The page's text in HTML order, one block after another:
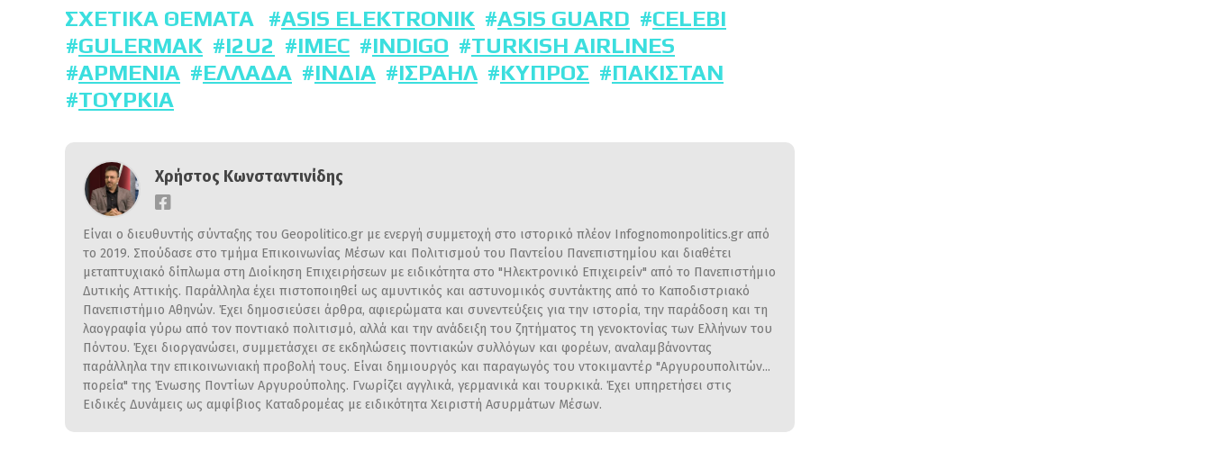
ΣΧΕΤΙΚΆ ΘΈΜΑΤΑ ASIS ELEKTRONIK ASIS GUARD
CELEBI
GULERMAK
I2U2 IMEC INDIGO
TURKISH AIRLINES
ΑΡΜΕΝΊΑ
ΕΛΛΆΔΑ ΙΝΔΙΑ ΙΣΡΑΉΛ ΚΎΠΡΟΣ
ΠΑΚΙΣΤΆΝ
ΤΟΥΡΚΊΑ
Χρήστος Κωνσταντινίδης
Είναι ο διευθυντής σύνταξης του Geopolitico.gr με ενεργή συμμετοχή στο ιστορικό πλέον Infognomonpolitics.gr από
το 2019. Σπούδασε στο τμήμα Επικοινωνίας Μέσων και Πολιτισμού του Παντείου Πανεπιστημίου και διαθέτει
μεταπτυχιακό δίπλωμα στη Διοίκηση Επιχειρήσεων με ειδικότητα στο "Ηλεκτρονικό Επιχειρείν" από το Πανεπιστήμιο
Δυτικής Αττικής. Παράλληλα έχει πιστοποιηθεί ως αμυντικός και αστυνομικός συντάκτης από το Καποδιστριακό
Πανεπιστήμιο Αθηνών. Έχει δημοσιεύσει άρθρα, αφιερώματα και συνεντεύξεις για την ιστορία, την παράδοση και τη
λαογραφία γύρω από τον ποντιακό πολιτισμό, αλλά και την ανάδειξη του ζητήματος τη γενοκτονίας των Ελλήνων του
Πόντου. Έχει διοργανώσει, συμμετάσχει σε εκδηλώσεις ποντιακών συλλόγων και φορέων, αναλαμβάνοντας
παράλληλα την επικοινωνιακή προβολή τους. Είναι δημιουργός και παραγωγός του ντοκιμαντέρ "Αργυρουπολιτών...
πορεία" της Ένωσης Ποντίων Αργυρούπολης. Γνωρίζει αγγλικά, γερμανικά και τουρκικά. Έχει υπηρετήσει στις
Ειδικές Δυνάμεις ως αμφίβιος Καταδρομέας με ειδικότητα Χειριστή Ασυρμάτων Μέσων.